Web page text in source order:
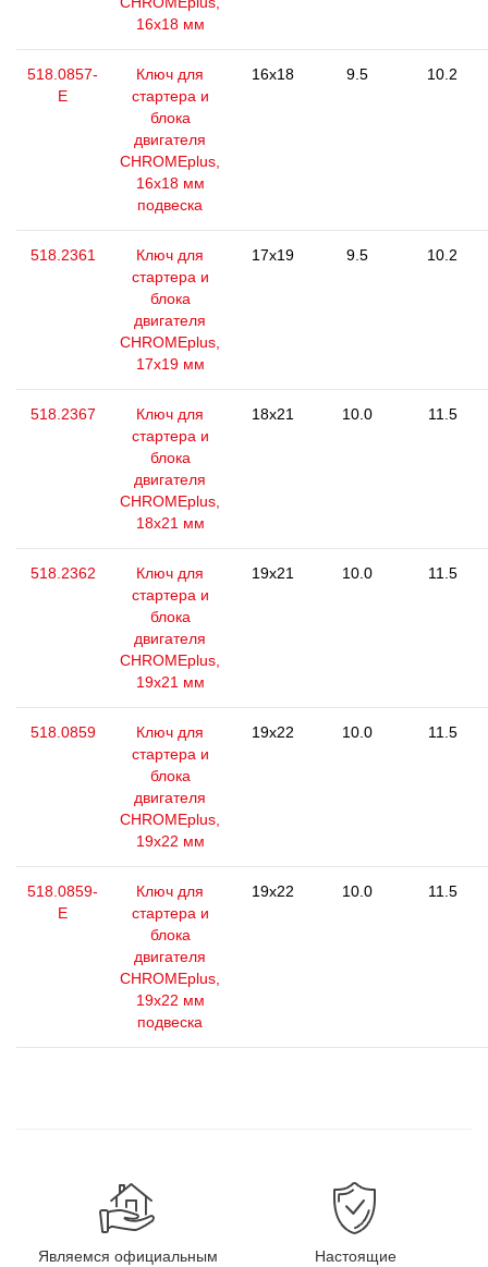
16х18 мм
518.0857-
E
Ключ для
стартера и
блока
двигателя
CHROMEplus,
16х18 мм
подвеска
16x18 9.5 10.2
518.2361
Ключ для
стартера и
блока
двигателя
CHROMEplus,
17x19 мм
17x19 9.5 10.2
518.2367
Ключ для
стартера и
блока
двигателя
CHROMEplus,
18x21 мм
18x21 10.0 11.5
518.2362
Ключ для
стартера и
блока
двигателя
CHROMEplus,
19x21 мм
19x21 10.0 11.5
518.0859
Ключ для
стартера и
блока
двигателя
CHROMEplus,
19х22 мм
19x22 10.0 11.5
518.0859-
E
Ключ для
стартера и
блока
двигателя
CHROMEplus,
19х22 мм
подвеска
19x22 10.0 11.5
Являемся официальным Настоящие